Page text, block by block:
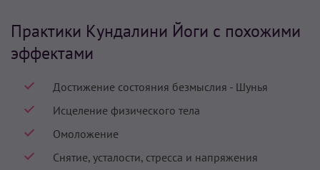
Практики Кундалини Йоги с похожими
эффектами
Достижение состояния безмыслия - Шунья
Исцеление физического тела
Омоложение
Снятие, усталости, стресса и напряжения